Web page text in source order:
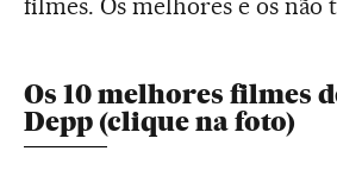
Os 10 melhores filmes
Depp (clique na foto)